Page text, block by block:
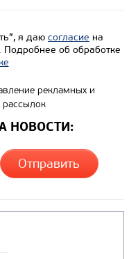
цену
я даю согласие на
об обработке
рекламных и
НОВОСТИ: